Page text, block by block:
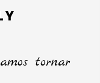
tornar